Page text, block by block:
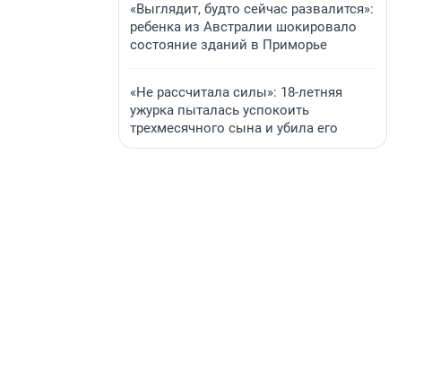
«Выглядит, будто сейчас развалится»:
ребенка из Австралии шокировало
состояние зданий в Приморье
«Не рассчитала силы»: 18-летняя
ужурка пыталась успокоить
трехмесячного сына и убила его